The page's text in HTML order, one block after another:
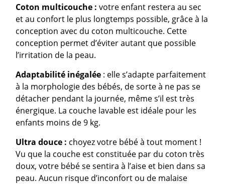
Coton multicouche :votre enfant restera au sec
et au confort le plus longtemps possible, grâce à la
conception avec du coton multicouche. Cette
conception permet d’éviter autant que possible
l’irritation de la peau.
Adaptabilité inégalée : elle s’adapte parfaitement
à la morphologie des bébés, de sorte à ne pas se
détacher pendant la journée, même s’il est très
énergique. La couche lavable est idéale pour les
enfants moins de 9 kg.
Ultra douce : choyez votre bébé à tout moment !
Vu que la couche est constituée par du coton très
doux, votre bébé se sentira à l’aise et bien dans sa
peau. Aucun risque d’inconfort ou de malaise